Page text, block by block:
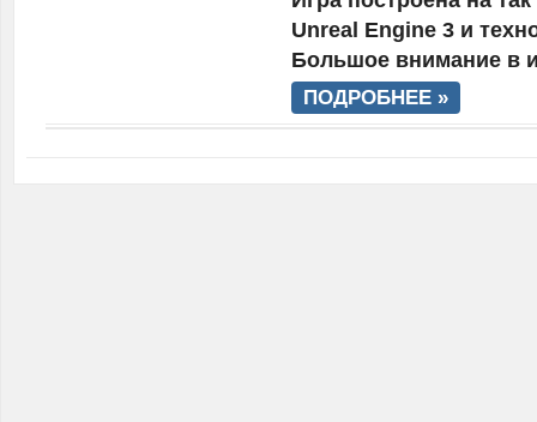
Unreal Engine 3 и
Большое внимание в
ПОДРОБНЕЕ »